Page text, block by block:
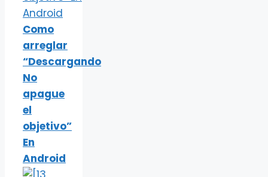
Como
arreglar
“Descargando
No
apague
el
objetivo”
En
Android